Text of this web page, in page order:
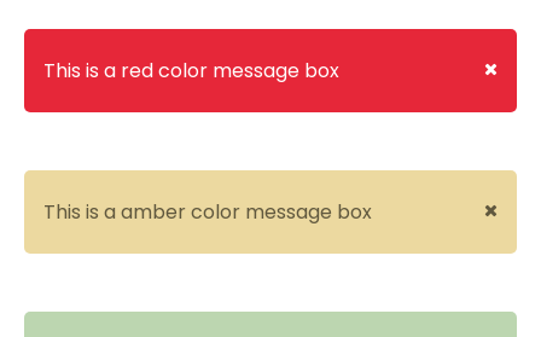
This is a red color message box
This is a amber color message box